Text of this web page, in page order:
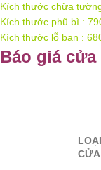
Kích thước chừa
Kích thước phũ bì :
Kích thước lỗ ban :
Báo giá
LOẠI
CỬA